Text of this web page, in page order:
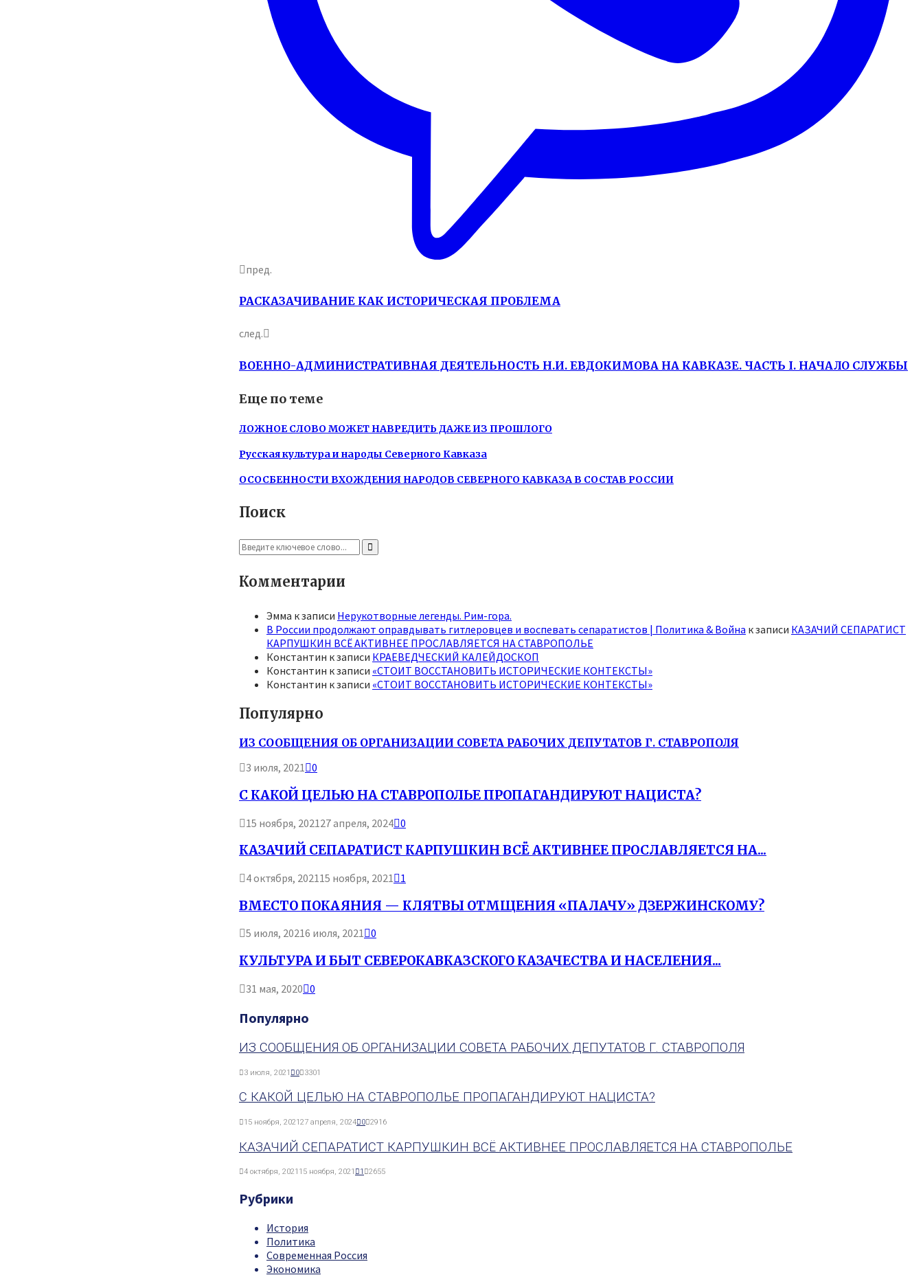
пред.
РАСКАЗАЧИВАНИЕ КАК ИСТОРИЧЕСКАЯ ПРОБЛЕМА
след.
ВОЕННО-АДМИНИСТРАТИВНАЯ ДЕЯТЕЛЬНОСТЬ Н.И. ЕВДОКИМОВА НА КАВКАЗЕ. ЧАСТЬ I. НАЧАЛО СЛУЖБЫ
Еще по теме
ЛОЖНОЕ СЛОВО МОЖЕТ НАВРЕДИТЬ ДАЖЕ ИЗ ПРОШЛОГО
Русская культура и народы Северного Кавказа
ОСОСБЕННОСТИ ВХОЖДЕНИЯ НАРОДОВ СЕВЕРНОГО КАВКАЗА В СОСТАВ РОССИИ
Поиск
Search
for:
Search
Комментарии
Эмма к записи Нерукотворные легенды. Рим-гора.
В России продолжают оправдывать гитлеровцев и воспевать сепаратистов | Политика & Война к записи КАЗАЧИЙ СЕПАРАТИСТ
КАРПУШКИН ВСЁ АКТИВНЕЕ ПРОСЛАВЛЯЕТСЯ НА СТАВРОПОЛЬЕ
Константин к записи КРАЕВЕДЧЕСКИЙ КАЛЕЙДОСКОП
Константин к записи «СТОИТ ВОССТАНОВИТЬ ИСТОРИЧЕСКИЕ КОНТЕКСТЫ»
Константин к записи «СТОИТ ВОССТАНОВИТЬ ИСТОРИЧЕСКИЕ КОНТЕКСТЫ»
Популярно
ИЗ СООБЩЕНИЯ ОБ ОРГАНИЗАЦИИ СОВЕТА РАБОЧИХ ДЕПУТАТОВ Г. СТАВРОПОЛЯ
3 июля, 2021 0
С КАКОЙ ЦЕЛЬЮ НА СТАВРОПОЛЬЕ ПРОПАГАНДИРУЮТ НАЦИСТА?
15 ноября, 2021 27 апреля, 2024 0
КАЗАЧИЙ СЕПАРАТИСТ КАРПУШКИН ВСЁ АКТИВНЕЕ ПРОСЛАВЛЯЕТСЯ НА...
4 октября, 2021 15 ноября, 2021 1
ВМЕСТО ПОКАЯНИЯ — КЛЯТВЫ ОТМЩЕНИЯ «ПАЛАЧУ» ДЗЕРЖИНСКОМУ?
5 июля, 20216 июля, 2021 0
КУЛЬТУРА И БЫТ СЕВЕРОКАВКАЗСКОГО КАЗАЧЕСТВА И НАСЕЛЕНИЯ...
31 мая, 2020 0
Популярно
ИЗ СООБЩЕНИЯ ОБ ОРГАНИЗАЦИИ СОВЕТА РАБОЧИХ ДЕПУТАТОВ Г. СТАВРОПОЛЯ
3 июля, 2021 0 3301
С КАКОЙ ЦЕЛЬЮ НА СТАВРОПОЛЬЕ ПРОПАГАНДИРУЮТ НАЦИСТА?
15 ноября, 202127 апреля, 2024 0 2916
КАЗАЧИЙ СЕПАРАТИСТ КАРПУШКИН ВСЁ АКТИВНЕЕ ПРОСЛАВЛЯЕТСЯ НА СТАВРОПОЛЬЕ
4 октября, 2021 15 ноября, 2021 1 2655
Рубрики
История
Политика
Современная Россия
Экономика